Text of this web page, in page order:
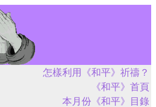
怎樣利用《和平》祈禱？
《和平》首頁
本月份《和平》目錄